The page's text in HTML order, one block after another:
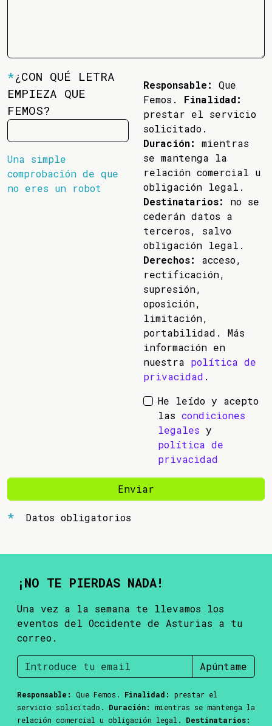
*¿CON QUÉ LETRA
EMPIEZA QUE
FEMOS?
Una simple
comprobación de que
no eres un robot
Responsable:
Que
Femos. Finalidad:
prestar el servicio
solicitado.
Duración:
mientras
se mantenga la
relación comercial u
obligación legal.
Destinatarios:
no se
cederán datos a
terceros, salvo
obligación legal.
Derechos:
acceso,
rectificación,
supresión,
oposición,
limitación,
portabilidad. Más
información en
nuestra política de
privacidad .
He leído y acepto
las condiciones
legales y
política de
privacidad
Enviar
Datos obligatorios
¡NO TE PIERDAS NADA!
Una vez a la semana te llevamos los
eventos del Occidente de Asturias a tu
correo.
Apúntame
Responsable: Que Femos. Finalidad:
prestar el
servicio solicitado. Duración:
mientras se mantenga la
relación comercial u obligación legal. Destinatarios: